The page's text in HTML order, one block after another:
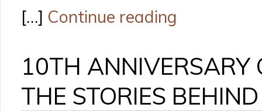
[…] Continue reading
10TH ANNIVERSARY
THE STORIES